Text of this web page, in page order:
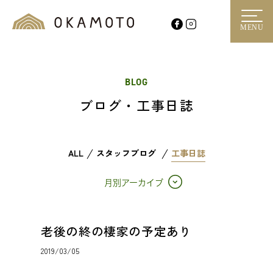
MENU
BLOG
ブログ・工事日誌
ALL スタッフブログ 工事日誌
月別アーカイブ
老後の終の棲家の予定あり
2019/03/05